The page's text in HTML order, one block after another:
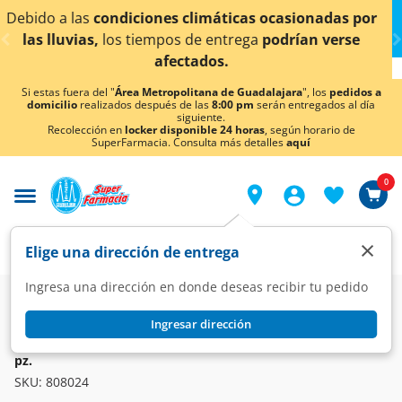
< div class="carousel-inner">
por
verse
¡Ahora también en Aguascalientes!Da
conocer detalles.
Si estas fuera del "Área Metropolitana de Guadalajara", los pedidos a
domicilio realizados después de las8:00 pm serán entregados al día
siguiente.
Recolección en locker disponible 24 horas, según horario de
SuperFarmacia. Consulta más detallesaquí
Elige una dirección de entrega
Ingresa una dirección en donde deseas recibir tu pedido
Ingresar dirección
×
0
Farmacia Curaciones Cintas y Parches Adhesivos
Cinta Microporosa Curapack Color Blanco 1.25cm x 5m, 1
pz.
SKU: 808024